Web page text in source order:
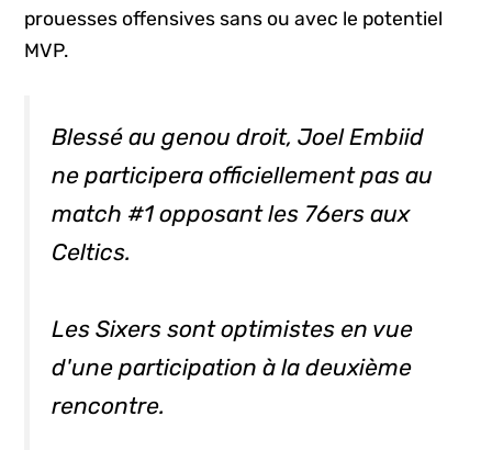
prouesses offensives sans ou avec le potentiel
MVP.
Blessé au genou droit, Joel Embiid
ne participera officiellement pas au
match #1 opposant les 76ers aux
Celtics.
Les Sixers sont optimistes en vue
d'une participation à la deuxième
rencontre.